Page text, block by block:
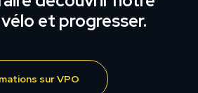
et progresser.
sur VPO